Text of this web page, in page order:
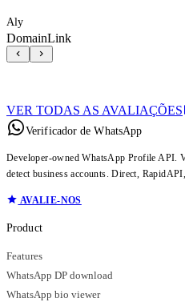
Aly
DomainLink
VER TODAS AS AVALIAÇÕES
Verificador de WhatsApp
Developer-owned WhatsApp Profile API.
detect business accounts. Direct,
AVALIE-NOS
Product
Features
WhatsApp DP download
WhatsApp bio viewer